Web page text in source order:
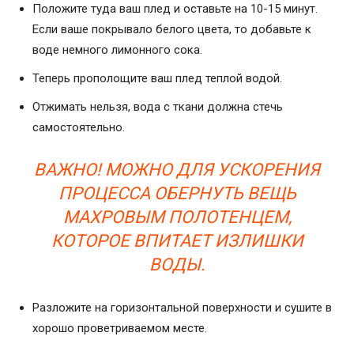
Положите туда ваш плед и оставьте на 10-15 минут.
Если ваше покрывало белого цвета, то добавьте к
воде немного лимонного сока.
Теперь прополощите ваш плед теплой водой.
Отжимать нельзя, вода с ткани должна стечь
самостоятельно.
ВАЖНО! МОЖНО ДЛЯ УСКОРЕНИЯ
ПРОЦЕССА ОБЕРНУТЬ ВЕЩЬ
МАХРОВЫМ ПОЛОТЕНЦЕМ,
КОТОРОЕ ВПИТАЕТ ИЗЛИШКИ
ВОДЫ.
Разложите на горизонтальной поверхности и сушите в
хорошо проветриваемом месте.